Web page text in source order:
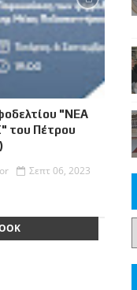
"ΝΕΑ
Πέτρου
Σεπτ 06, 2023